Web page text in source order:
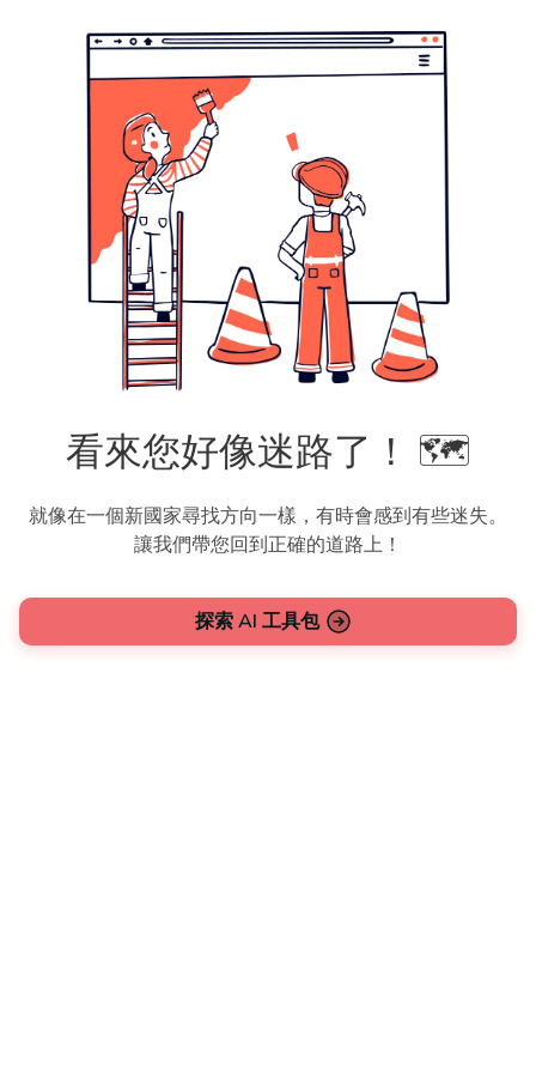
看來您好像迷路了！ 🗺️
就像在一個新國家尋找方向一樣，有時會感到有些迷失。
讓我們帶您回到正確的道路上！
探索 AI 工具包